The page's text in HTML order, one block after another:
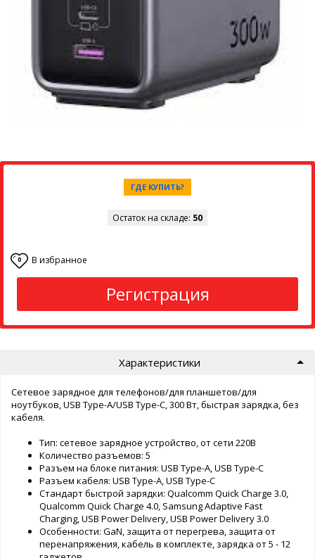
ГДЕ КУПИТЬ?
Остаток на складе: 50
0 В избранное
Регистрация
Характеристики
Cетевое зарядное для телефонов/для планшетов/для
ноутбуков, USB Type-A/USB Type-C, 300 Вт, быстрая зарядка, без
кабеля.
Тип: сетевое зарядное устройство, от сети 220В
Количество разъемов: 5
Разъем на блоке питания: USB Type-A, USB Type-C
Разъем кабеля: USB Type-A, USB Type-C
Стандарт быстрой зарядки: Qualcomm Quick Charge 3.0,
Qualcomm Quick Charge 4.0, Samsung Adaptive Fast
Charging, USB Power Delivery, USB Power Delivery 3.0
Особенности: GaN, защита от перегрева, защита от
перенапряжения, кабель в комплекте, зарядка от 5 - 12